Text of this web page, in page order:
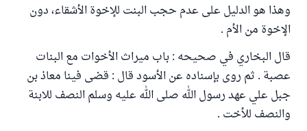
وهذا هو الدليل على عدم حجب البنت للإخوة الأشقاء، دون
الإخوة من الأم .
قال البخاري في صحيحه : باب ميراث الأخوات مع البنات
عصبة . ثم روى بإسناده عن الأسود قال : قضى فينا معاذ بن
جبل علي عهد رسول الله صلى الله عليه وسلم النصف للابنة
والنصف للأخت .